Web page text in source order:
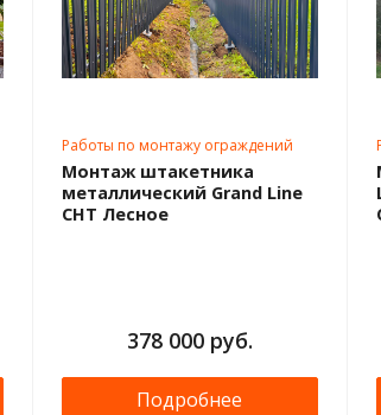
Работы по монтажу ограждений
Монтаж штакетника
металлический Grand Line
СНТ Лесное
378 000 руб.
Подробнее